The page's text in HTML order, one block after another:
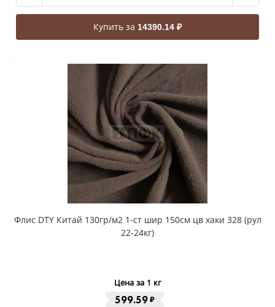
Купить за 14390.14 ₽
Флис DTY Китай 130гр/м2 1-ст шир 150см цв хаки 328 (рул
22-24кг)
Цена за 1 кг
599.59 ₽